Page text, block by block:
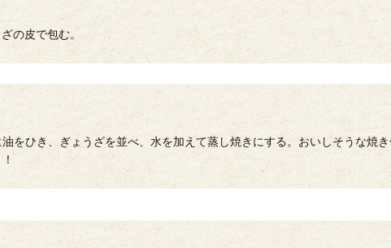
の皮で包む。
をひき、ぎょうざを並べ、水を加えて蒸し焼きにする。おいしそうな焼